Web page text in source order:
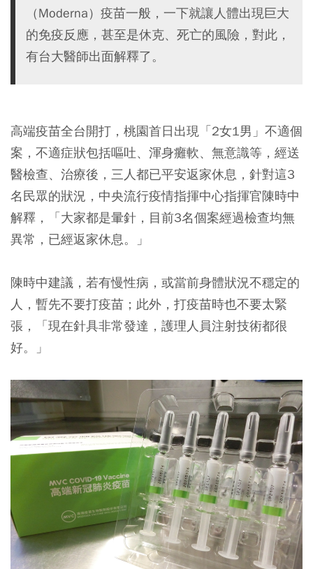
（Moderna）疫苗一般，一下就讓人體出現巨大
的免疫反應，甚至是休克、死亡的風險，對此，
有台大醫師出面解釋了。
高端疫苗全台開打，桃園首日出現「2女1男」不適個
案，不適症狀包括嘔吐、渾身癱軟、無意識等，經送
醫檢查、治療後，三人都已平安返家休息，針對這3
名民眾的狀況，中央流行疫情指揮中心指揮官陳時中
解釋，「大家都是暈針，目前3名個案經過檢查均無
異常，已經返家休息。」
陳時中建議，若有慢性病，或當前身體狀況不穩定的
人，暫先不要打疫苗；此外，打疫苗時也不要太緊
張，「現在針具非常發達，護理人員注射技術都很
好。」